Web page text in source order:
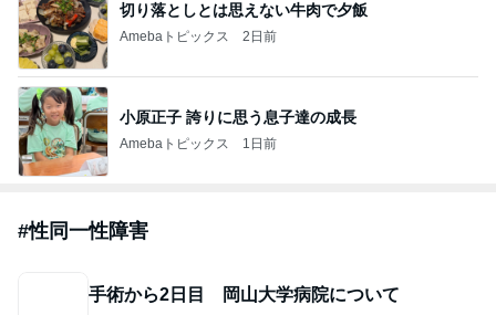
切り落としとは思えない牛肉で夕飯
Amebaトピックス 2日前
小原正子 誇りに思う息子達の成長
Amebaトピックス 1日前
#性同一性障害
手術から2日目 岡山大学病院について